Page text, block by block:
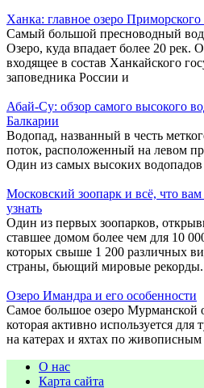
Ханка: главное озеро
Самый большой пресноводный
Озеро, куда впадает более 20 рек.
входящее в состав Ханкайского
заповедника России и
Абай-Су: обзор самого высокого
Балкарии
Водопад, названный в честь
поток, расположенный на левом
Один из самых высоких
Московский зоопарк и всё, что
узнать
Один из первых зоопарков,
ставшее домом более чем для 10
которых свыше 1 200 различных
страны, бьющий мировые рекорды.
Озеро Имандра и его особенности
Самое большое озеро Мурманской
которая активно используется
на катерах и яхтах по живописным
О нас
Карта сайта